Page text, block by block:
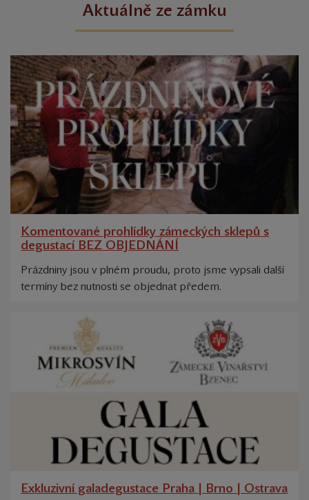
Aktuálně ze zámku
Komentované prohlídky zámeckých sklepů s
degustací BEZ OBJEDNÁNÍ
Prázdniny jsou v plném proudu, proto jsme vypsali další
termíny bez nutnosti se objednat předem.
Exkluzivní galadegustace Praha | Brno | Ostrava